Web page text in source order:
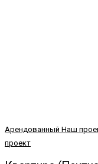
Арендованный Наш
проект